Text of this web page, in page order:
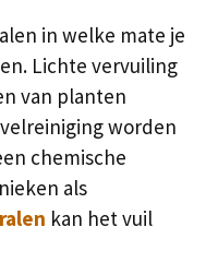
in welke mate je
Lichte vervuiling
van planten
worden
chemische
als
kan het vuil